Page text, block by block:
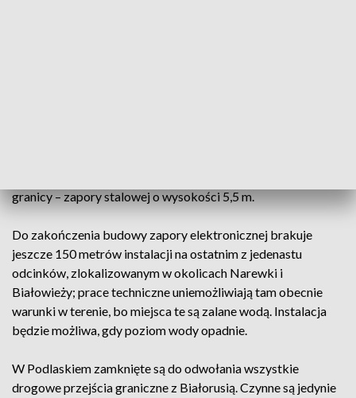
granicy – zapory stalowej o wysokości 5,5 m.
Do zakończenia budowy zapory elektronicznej brakuje
jeszcze 150 metrów instalacji na ostatnim z jedenastu
odcinków, zlokalizowanym w okolicach Narewki i
Białowieży; prace techniczne uniemożliwiają tam obecnie
warunki w terenie, bo miejsca te są zalane wodą. Instalacja
będzie możliwa, gdy poziom wody opadnie.
W Podlaskiem zamknięte są do odwołania wszystkie
drogowe przejścia graniczne z Białorusią. Czynne są jedynie